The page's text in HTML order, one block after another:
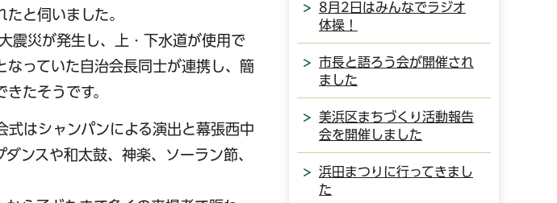
と伺いました。
震災が発生し、上・下水道が使用で
っていた自治会長同士が連携し、簡
たそうです。
はシャンパンによる演出と幕張西中
ンスや和太鼓、神楽、ソーラン節、
8月2日はみんなでラジオ
体操！
市長と語ろう会が開催され
ました
美浜区まちづくり活動報告
会を開催しました
浜田まつりに行ってきまし
た